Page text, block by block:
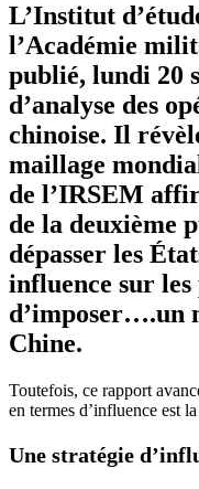
L’Institut
l’Académie
publié, lundi 20
d’analyse des
chinoise. Il
maillage
de l’IRSEM
de la deuxième
dépasser les
influence sur les
d’imposer….un
Chine.
Toutefois, ce rapport
en termes d’influence est
Une stratégie